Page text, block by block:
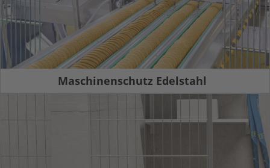
Maschinenschutz Edelstahl